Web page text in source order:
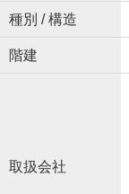
種別 / 構造
階建
取扱会社